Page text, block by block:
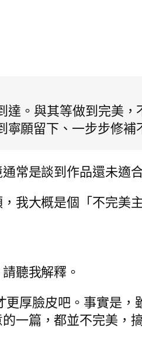
。與其等做到完美
寧願留下、一步步修
常是談到作品還未適
我大概是個「不完美
聽我解釋。
厚臉皮吧。事實是
一篇，都並不完美，